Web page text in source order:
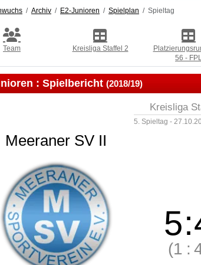
Archiv E2-Junioren Spielplan Spieltag
Team Kreisliga Staffel 2
56 -
: Spielbericht (2018/19)
Kreisliga
5. Spieltag -
Meeraner SV II
5:
(1 :